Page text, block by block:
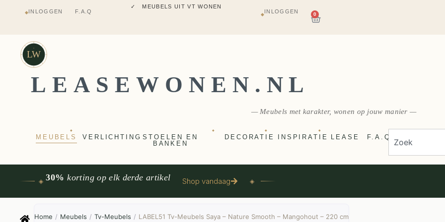
◆INLOGGEN F.A.Q
✓ MEUBELS UIT VT WONEN
◆INLOGGEN 0
LW
LEASEWONEN.NL
— Meubels met karakter, wonen op jouw manier —
MEUBELS
◆
VERLICHTING STOELEN EN
BANKEN
◆
DECORATIE
◆
INSPIRATIE
◆
LEASE F.A.Q
◈ 30% korting op elk derde artikel Shop vandaag ◈
Home / Meubels / Tv-Meubels / LABEL51 Tv-Meubels Saya – Nature Smooth – Mangohout – 220 cm